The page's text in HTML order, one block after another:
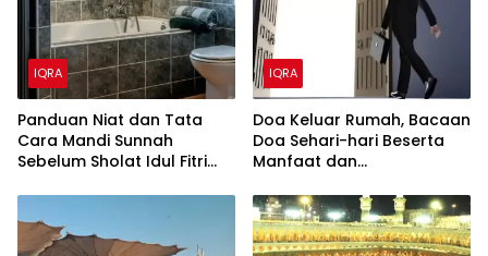
IQRA
Panduan Niat dan Tata
Cara Mandi Sunnah
Sebelum Sholat Idul Fitri
IQRA
Doa Keluar Rumah, Bacaan
Doa Sehari-hari Beserta
Manfaat dan